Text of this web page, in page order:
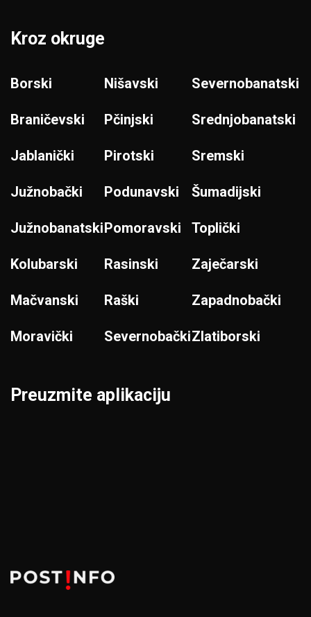
Kroz okruge
Borski
Braničevski
Jablanički
Južnobački
Južnobanatski
Kolubarski
Mačvanski
Moravički
Nišavski
Pčinjski
Pirotski
Podunavski
Pomoravski
Rasinski
Raški
Severnobački
Severnobanatski
Srednjobanatski
Sremski
Šumadijski
Toplički
Zaječarski
Zapadnobački
Zlatiborski
Preuzmite aplikaciju